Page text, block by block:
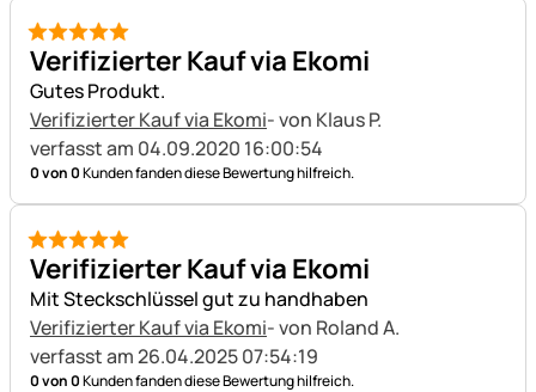
5 von 5
Verifizierter Kauf via Ekomi
Gutes Produkt.
Verifizierter Kauf via Ekomi- von Klaus P.
verfasst am 04.09.2020 16:00:54
0 von 0Kunden fanden diese Bewertung hilfreich.
5 von 5
Verifizierter Kauf via Ekomi
Mit Steckschlüssel gut zu handhaben
Verifizierter Kauf via Ekomi- von Roland A.
verfasst am 26.04.2025 07:54:19
0 von 0Kunden fanden diese Bewertung hilfreich.